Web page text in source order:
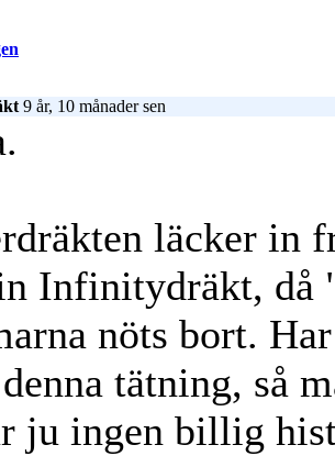
9 år, 10 månader sen
läcker in
Infinitydräkt, då
nöts bort.
tätning, så
ju ingen billig